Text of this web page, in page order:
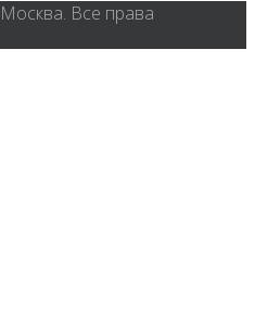
Все права